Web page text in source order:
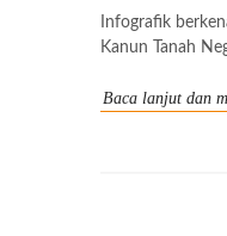
Infografik
Kanun Tanah
Baca lanjut dan